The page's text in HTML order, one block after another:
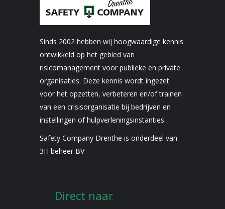
Sinds 2002 hebben wij hoogwaardige kennis
ontwikkeld op het gebied van
risicomanagement voor publieke en private
organisaties. Deze kennis wordt ingezet
voor het opzetten, verbeteren en/of trainen
van een crisisorganisatie bij bedrijven en
instellingen of hulpverleningsinstanties.
Safety Company Drenthe is onderdeel van
3H beheer BV
Direct naar